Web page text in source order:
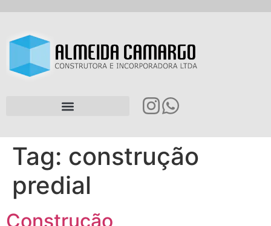
Tag: construção
predial
Construção